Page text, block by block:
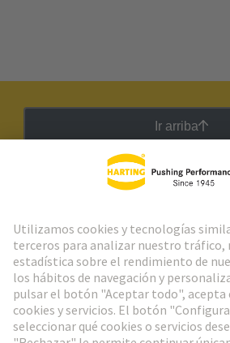
Ir arriba
Ir al registro